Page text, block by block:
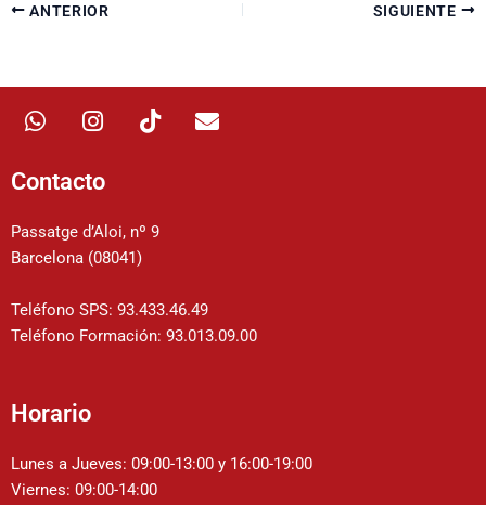
ANTERIOR SIGUIENTE
W
h
t
a
p
I
n
t
g
r
a
m
T
i
k
E
n
Contacto
Passatge d’Aloi, nº 9
Barcelona (08041)
Teléfono SPS: 93.433.46.49
Teléfono Formación: 93.013.09.00
Horario
Lunes a Jueves: 09:00-13:00 y 16:00-19:00
Viernes: 09:00-14:00